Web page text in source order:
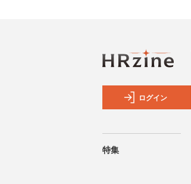
ログイン
特集